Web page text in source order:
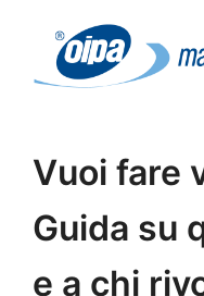
contenuto
Vuoi fare
Guida su
e a chi